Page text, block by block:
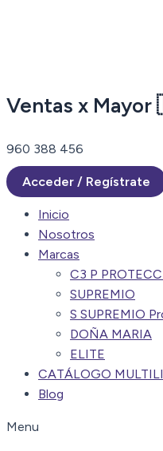
Ventas x
960 388 456
Acceder / Regístrate
Inicio
Nosotros
Marcas
C3 P
SUPREMIO
S SUPREMIO
DOÑA MARIA
ELITE
CATÁLOGO
Blog
Menu